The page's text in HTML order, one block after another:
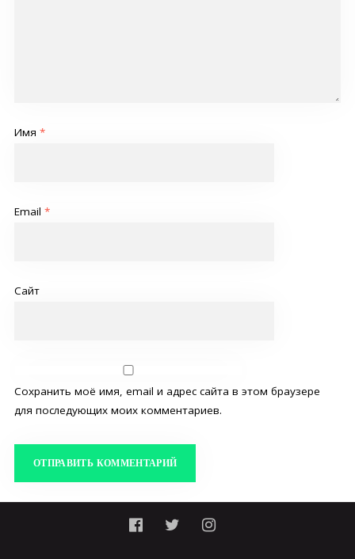
Имя *
Email *
Сайт
Сохранить моё имя, email и адрес сайта в этом браузере
для последующих моих комментариев.